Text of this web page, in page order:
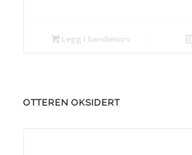
Legg i handlekurv
OTTEREN OKSIDERT